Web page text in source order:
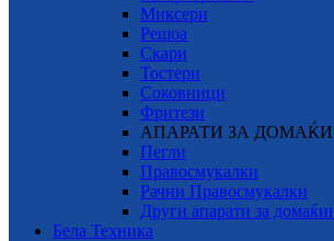
Миксери
Решоа
Скари
Тостери
Соковници
Фритези
АПАРАТИ ЗА
Пегли
Правосмукалки
Рачни Правосмукалки
Други апарати за
Бела Техника